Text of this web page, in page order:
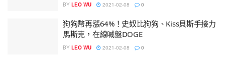
BY LEO WU 2021-02-08 0
狗狗幣再漲64%！史奴比狗狗、Kiss貝斯手接力
馬斯克，在線喊盤DOGE
BY LEO WU 2021-02-08 0